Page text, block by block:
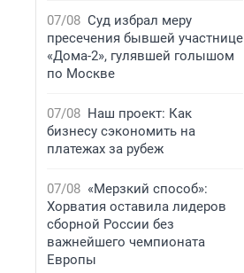
07/08 Суд избрал меру
пресечения бывшей участнице
«Дома-2», гулявшей голышом
по Москве
07/08 Наш проект: Как
бизнесу сэкономить на
платежах за рубеж
07/08 «Мерзкий способ»:
Хорватия оставила лидеров
сборной России без
важнейшего чемпионата
Европы